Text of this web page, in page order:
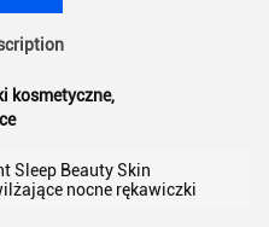
kosmetyczne,
Sleep Beauty Skin
nocne rękawiczki